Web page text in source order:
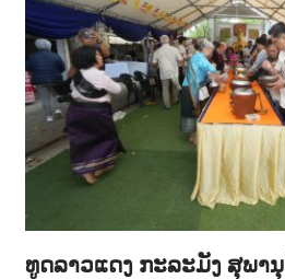
ທູດລາວແດງ ກະລະມັງ ສຸພາ